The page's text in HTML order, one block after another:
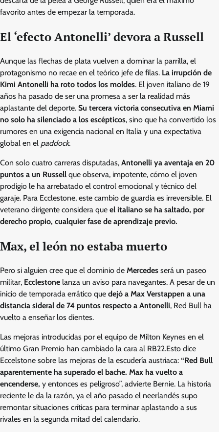
favorito antes de empezar la temporada.
El ‘efecto Antonelli’ devora a Russell
Aunque las flechas de plata vuelven a dominar la parrilla, el
protagonismo no recae en el teórico jefe de filas. La irrupción de
Kimi Antonelli ha roto todos los moldes. El joven italiano de 19
años ha pasado de ser una promesa a ser la realidad más
aplastante del deporte. Su tercera victoria consecutiva en Miami
no solo ha silenciado a los escépticos, sino que ha convertido los
rumores en una exigencia nacional en Italia y una expectativa
global en el paddock.
Con solo cuatro carreras disputadas, Antonelli ya aventaja en 20
puntos a un Russell que observa, impotente, cómo el joven
prodigio le ha arrebatado el control emocional y técnico del
garaje. Para Ecclestone, este cambio de guardia es irreversible. El
veterano dirigente considera que el italiano se ha saltado, por
derecho propio, cualquier fase de aprendizaje previo.
Max, el león no estaba muerto
Pero si alguien cree que el dominio de Mercedes será un paseo
militar, Ecclestone lanza un aviso para navegantes. A pesar de un
inicio de temporada errático que dejó a Max Verstappen a una
distancia sideral de 74 puntos respecto a Antonelli, Red Bull ha
vuelto a enseñar los dientes.
Las mejoras introducidas por el equipo de Milton Keynes en el
último Gran Premio han cambiado la cara al RB22.Esto dice
Eccelstone sobre las mejoras de la escudería austriaca: “Red Bull
aparentemente ha superado el bache. Max ha vuelto a
encenderse, y entonces es peligroso”, advierte Bernie. La historia
reciente le da la razón, ya el año pasado el neerlandés supo
remontar situaciones críticas para terminar aplastando a sus
rivales en la segunda mitad del calendario.